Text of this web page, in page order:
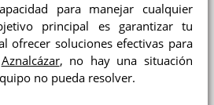
para manejar cualquier
principal es garantizar tu
ofrecer soluciones efectivas para
Aznalcázar, no hay una situación
no pueda resolver.